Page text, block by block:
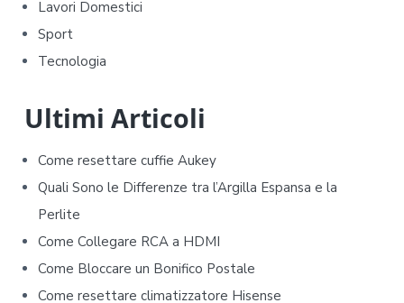
y
S
d
e
b
a
r
Lavori Domestici
Sport
Tecnologia
Ultimi Articoli
Come resettare cuffie Aukey​​
Quali Sono le Differenze tra l’Argilla Espansa e la
Perlite
Come Collegare RCA a HDMI
Come Bloccare un Bonifico Postale
Come resettare climatizzatore Hisense​​